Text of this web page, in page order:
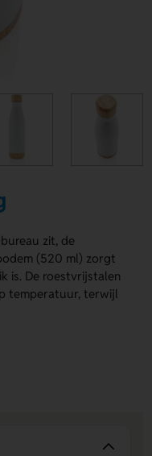
zit, de
(520 ml) zorgt
is. De roestvrijstalen
temperatuur, terwijl
is verkrijgbaar in
met
om onderweg of